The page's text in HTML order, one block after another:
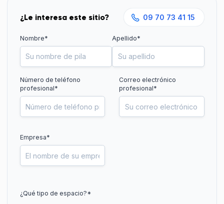
¿Le interesa este sitio? 09 70 73 41 15
Nombre* Apellido*
Número de teléfono
profesional*
Correo electrónico
profesional*
Empresa*
¿Qué tipo de espacio?*